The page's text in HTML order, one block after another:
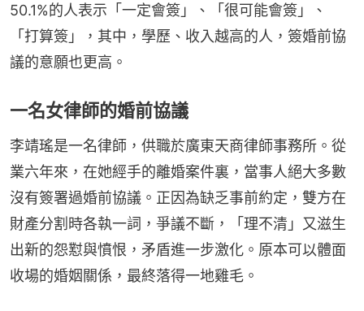
50.1%的人表示「一定會簽」、「很可能會簽」、
「打算簽」，其中，學歷、收入越高的人，簽婚前協
議的意願也更高。
一名女律師的婚前協議
李靖瑤是一名律師，供職於廣東天商律師事務所。從
業六年來，在她經手的離婚案件裏，當事人絕大多數
沒有簽署過婚前協議。正因為缺乏事前約定，雙方在
財產分割時各執一詞，爭議不斷，「理不清」又滋生
出新的怨懟與憤恨，矛盾進一步激化。原本可以體面
收場的婚姻關係，最終落得一地雞毛。